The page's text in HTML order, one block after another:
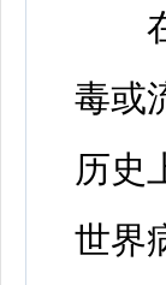
在
毒或
历史
世界